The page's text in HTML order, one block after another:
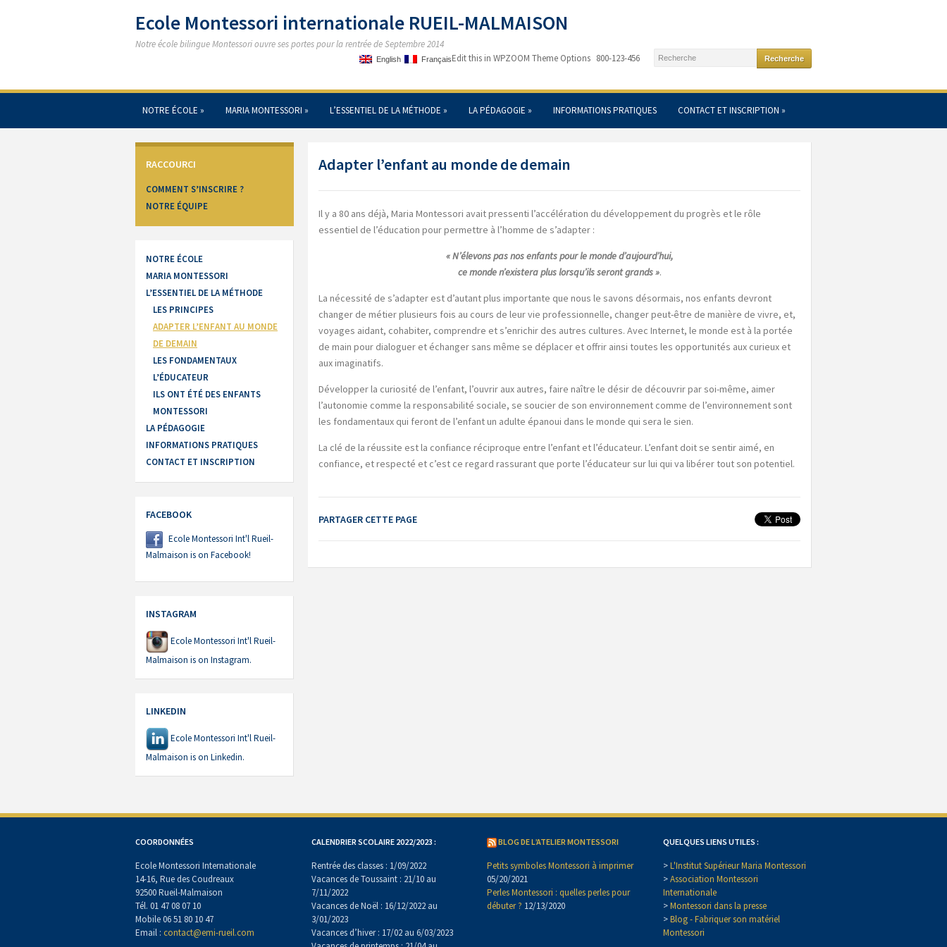
Ecole Montessori internationale RUEIL-MALMAISON
Notre école bilingue Montessori ouvre ses portes pour la rentrée de Septembre 2014
Edit this in WPZOOM Theme Options 800-123-456
English Français
NOTRE ÉCOLE » MARIA MONTESSORI » L’ESSENTIEL DE LA MÉTHODE » LA PÉDAGOGIE » INFORMATIONS PRATIQUES CONTACT ET INSCRIPTION »
RACCOURCI
COMMENT S’INSCRIRE ?
NOTRE ÉQUIPE
NOTRE ÉCOLE
MARIA MONTESSORI
L’ESSENTIEL DE LA MÉTHODE
LES PRINCIPES
ADAPTER L’ENFANT AU MONDE
DE DEMAIN
LES FONDAMENTAUX
L’ÉDUCATEUR
ILS ONT ÉTÉ DES ENFANTS
MONTESSORI
LA PÉDAGOGIE
INFORMATIONS PRATIQUES
CONTACT ET INSCRIPTION
FACEBOOK
Ecole Montessori Int'l Rueil-
Malmaison is on Facebook!
INSTAGRAM
Ecole Montessori Int'l Rueil-
Malmaison is on Instagram.
LINKEDIN
Ecole Montessori Int'l Rueil-
Malmaison is on Linkedin.
Adapter l’enfant au monde de demain
Il y a 80 ans déjà, Maria Montessori avait pressenti l’accélération du développement du progrès et le rôle
essentiel de l’éducation pour permettre à l’homme de s’adapter :
« N’élevons pas nos enfants pour le monde d’aujourd’hui,
ce monde n’existera plus lorsqu’ils seront grands ».
La nécessité de s’adapter est d’autant plus importante que nous le savons désormais, nos enfants devront
changer de métier plusieurs fois au cours de leur vie professionnelle, changer peut-être de manière de vivre, et,
voyages aidant, cohabiter, comprendre et s’enrichir des autres cultures. Avec Internet, le monde est à la portée
de main pour dialoguer et échanger sans même se déplacer et offrir ainsi toutes les opportunités aux curieux et
aux imaginatifs.
Développer la curiosité de l’enfant, l’ouvrir aux autres, faire naître le désir de découvrir par soi-même, aimer
l’autonomie comme la responsabilité sociale, se soucier de son environnement comme de l’environnement sont
les fondamentaux qui feront de l’enfant un adulte épanoui dans le monde qui sera le sien.
La clé de la réussite est la confiance réciproque entre l’enfant et l’éducateur. L’enfant doit se sentir aimé, en
confiance, et respecté et c’est ce regard rassurant que porte l’éducateur sur lui qui va libérer tout son potentiel.
PARTAGER CETTE PAGE
COORDONNÉES
Ecole Montessori Internationale
14-16, Rue des Coudreaux
92500 Rueil-Malmaison
Tél. 01 47 08 07 10
Mobile 06 51 80 10 47
Email : contact@emi-rueil.com
CALENDRIER SCOLAIRE 2022/2023 :
Rentrée des classes : 1/09/2022
Vacances de Toussaint : 21/10 au
7/11/2022
Vacances de Noël : 16/12/2022 au
3/01/2023
Vacances d’hiver : 17/02 au 6/03/2023
BLOG DE L’ATELIER MONTESSORI
Petits symboles Montessori à imprimer
05/20/2021
Perles Montessori : quelles perles pour
débuter ? 12/13/2020
QUELQUES LIENS UTILES :
>L'Institut Supérieur Maria Montessori
>Association Montessori
Internationale
>Montessori dans la presse
>Blog - Fabriquer son matériel
Montessori